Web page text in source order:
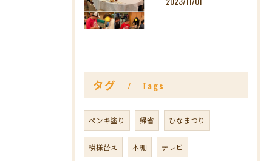
タグ Tags
ペンキ塗り 帰省 ひなまつり
模様替え 本棚 テレビ